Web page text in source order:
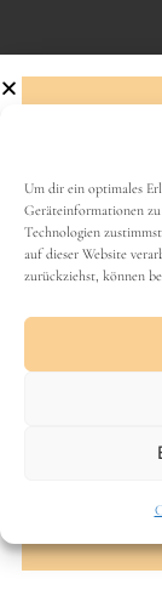
Um dir ein optimales
Geräteinformationen
Technologien
auf dieser Website
zurückziehst, können
Name